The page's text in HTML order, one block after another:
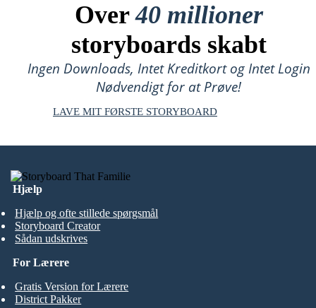
Over40 millioner
storyboards skabt
Ingen Downloads, Intet Kreditkort og Intet Login
Nødvendigt for at Prøve!
LAVE MIT FØRSTE STORYBOARD
Hjælp
Hjælp og ofte stillede spørgsmål
Storyboard Creator
Sådan udskrives
For Lærere
Gratis Version for Lærere
District Pakker